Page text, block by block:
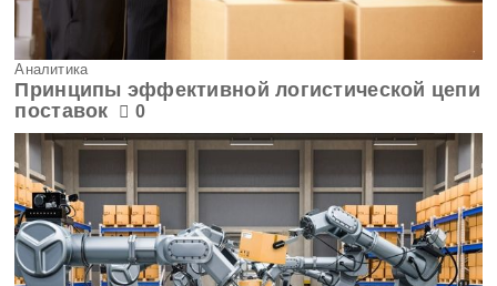
Аналитика
Принципы эффективной логистической цепи
поставок
0